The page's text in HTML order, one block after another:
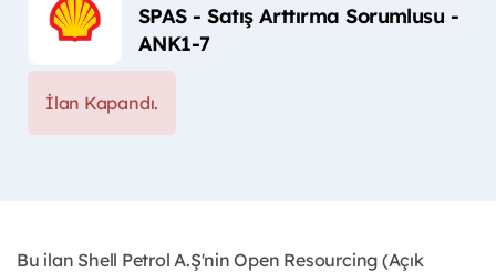
SPAS - Satış Arttırma Sorumlusu -
ANK1-7
İlan Kapandı.
Bu ilan Shell Petrol A.Ş'nin Open Resourcing (Açık